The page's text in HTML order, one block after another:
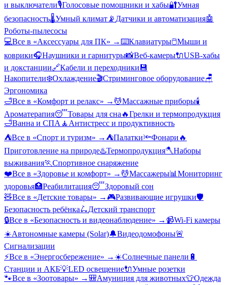
и выключатели🎙️Голосовые помощники и хабы🔐Умная
безопасность🌡️Умный климат 📡 Датчики и автоматизация🤖
Роботы-пылесосы
💻Все в «Аксессуары для ПК» →⌨️Клавиатуры🖱️Мыши и
коврики🎧Наушники и гарнитуры📸Веб-камеры🔌USB-хабы
и докстанции🔗Кабели и переходники 💾
Накопители❄️Охлаждение🎬Стриминговое оборудование🪑
Эргономика
🛁Все в «Комфорт и релакс» → 💆Массажные приборы🕯️
Ароматерапия😴Товары для сна 🔥Грелки и термопродукция
🛁Ванна и СПА 🧘 Антистресс и продуктивность
⛺Все в «Спорт и туризм» → ⛺Палатки🔦Фонари 🔥
Приготовление на природе♨️Термопродукция🪓Наборы
выживания🏃Спортивное снаряжение
❤️Все в «Здоровье и комфорт» → 💆Массажеры📊 Мониторинг
здоровья🏥Реабилитация😴Здоровый сон
🧸Все в «Детские товары» → 🎮Развивающие игрушки🛡️
Безопасность ребёнка🛴Детский транспорт
🔒Все в «Безопасность и видеонаблюдение» → 📹Wi-Fi камеры
☀️Автономные камеры (Solar)🔔Видеодомофоны🚨
Сигнализации
⚡Все в «Энергосбережение» → ☀️Солнечные панели 🔋
Станции и АКБ💡LED освещение🔌Умные розетки
🐾Все в «Зоотовары» → 🎒Амуниция для животных👕Одежда